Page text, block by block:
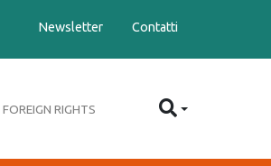
Newsletter Contatti
FOREIGN RIGHTS